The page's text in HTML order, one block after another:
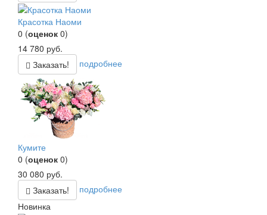
Красотка Наоми
0 (оценок 0)
14 780 руб.
Заказать!
подробнее
Кумите
0 (оценок 0)
30 080 руб.
Заказать!
подробнее
Новинка